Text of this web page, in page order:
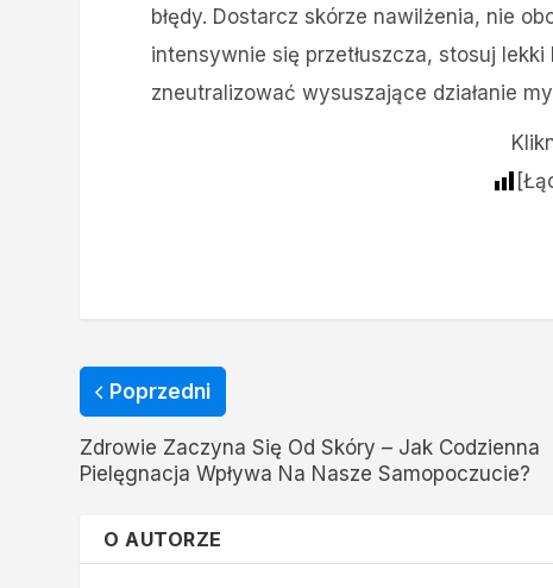
błędy. Dostarcz skórze nawilżenia, nie
intensywnie się przetłuszcza, stosuj
zneutralizować wysuszające działanie
Poprzedni
Zdrowie Zaczyna Się Od Skóry – Jak Codzienna
Pielęgnacja Wpływa Na Nasze Samopoczucie?
O AUTORZE